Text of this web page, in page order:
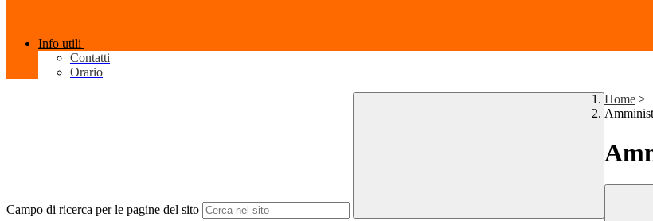
Info utili
Contatti
Orario
Campo di ricerca per le pagine del sito
Home >